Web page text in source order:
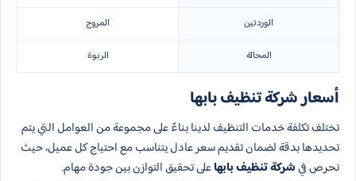
الوردتين
المروج
المحالة
الربوة
أسعار شركة تنظيف بابها
تختلف تكلفة خدمات التنظيف لدينا بناءً على مجموعة من العوامل التي يتم
تحديدها بدقة لضمان تقديم سعر عادل يتناسب مع احتياج كل عميل، حيث
نحرص فيشركة تنظيف بابهاعلى تحقيق التوازن بين جودة مهام.